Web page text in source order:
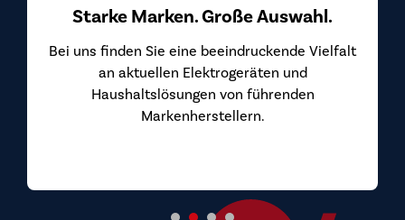
Starke Marken. Große Auswahl.
Bei uns finden Sie eine beeindruckende Vielfalt
an aktuellen Elektrogeräten und
Haushaltslösungen von führenden
Markenherstellern.